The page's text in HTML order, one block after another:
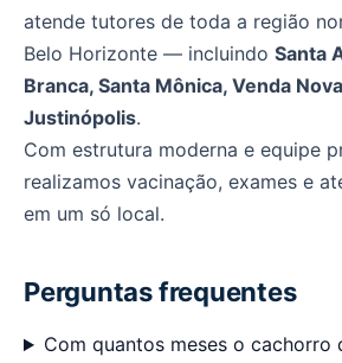
atende tutores de toda a região
Belo Horizonte — incluindo Santa
Branca, Santa Mônica, Venda
Justinópolis.
Com estrutura moderna e equipe
realizamos vacinação, exames e
em um só local.
Perguntas frequentes
Com quantos meses o cachorro